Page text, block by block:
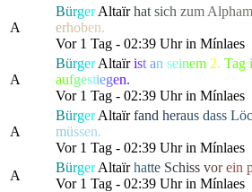
A
BürgerAltaïrhat sich zum Alpham
erhoben.
Vor 1 Tag - 02:39 Uhr in Mínlaes
A
BürgerAltaïrist an seinem 2. Tag
aufgestiegen.
Vor 1 Tag - 02:39 Uhr in Mínlaes
A
BürgerAltaïrfand heraus dass Löc
müssen.
Vor 1 Tag - 02:39 Uhr in Mínlaes
A
BürgerAltaïrhatte Schiss vor ein
Vor 1 Tag - 02:39 Uhr in Mínlaes